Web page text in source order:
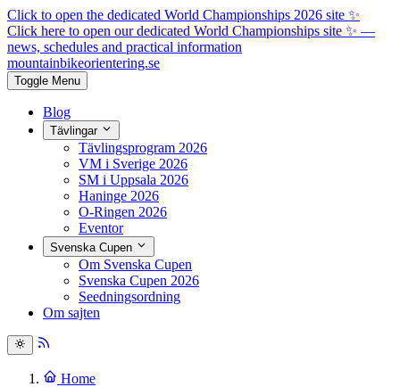
Click to open the dedicated World Championships 2026 site ✨
Click here to open our dedicated World Championships site ✨ —
news, schedules and practical information
mountainbikeorientering.se
Toggle Menu
Blog
Tävlingar
Tävlingsprogram 2026
VM i Sverige 2026
SM i Uppsala 2026
Haninge 2026
O-Ringen 2026
Eventor
Svenska Cupen
Om Svenska Cupen
Svenska Cupen 2026
Seedningsordning
Om sajten
Home